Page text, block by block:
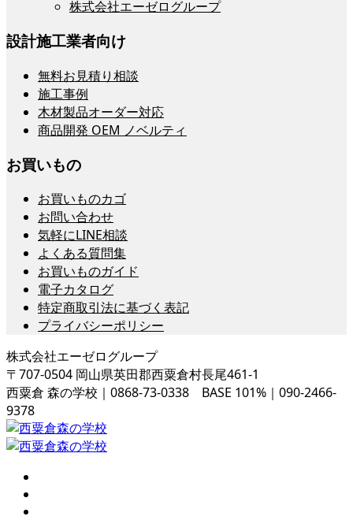
株式会社エーゼログループ
設計施工業者向け
無料お見積り相談
施工事例
木材製品オーダー対応
商品開発 OEM ノベルティ
お買いもの
お買いものカゴ
お問い合わせ
気軽にLINE相談
よくある質問集
お買いものガイド
電子カタログ
特定商取引法に基づく表記
プライバシーポリシー
株式会社エーゼログループ
〒707-0504 岡山県英田郡西粟倉村長尾461-1
西粟倉 森の学校｜0868-73-0338 BASE 101%｜090-2466-
9378